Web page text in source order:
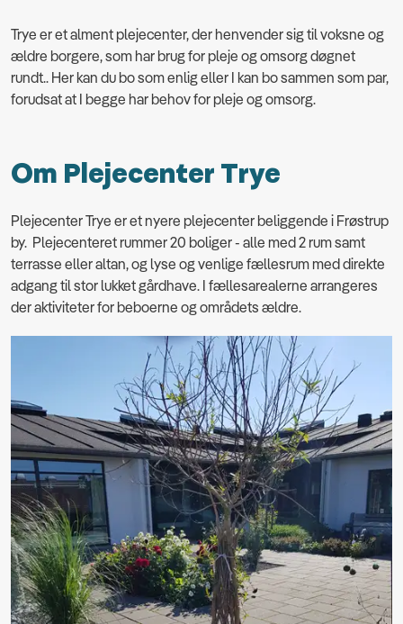
Trye er et alment plejecenter, der henvender sig til voksne og
ældre borgere, som har brug for pleje og omsorg døgnet
rundt.. Her kan du bo som enlig eller I kan bo sammen som par,
forudsat at I begge har behov for pleje og omsorg.
Om Plejecenter Trye
Plejecenter Trye er et nyere plejecenter beliggende i Frøstrup
by. Plejecenteret rummer 20 boliger - alle med 2 rum samt
terrasse eller altan, og lyse og venlige fællesrum med direkte
adgang til stor lukket gårdhave. I fællesarealerne arrangeres
der aktiviteter for beboerne og områdets ældre.